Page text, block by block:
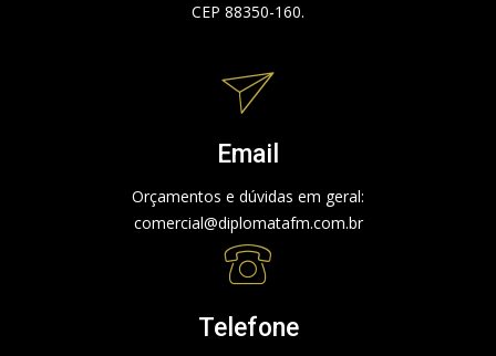
CEP 88350-160.
Email
Orçamentos e dúvidas em geral:
comercial@diplomatafm.com.br
Telefone